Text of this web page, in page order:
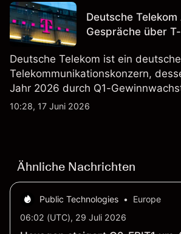
Vergangenheit ist kein
zukünftige Ergebnisse.Deutsche Telekom
Gespräche über
Deutsche Telekom ist ein
Telekommunikationskonzern,
Jahr 2026 durch Q1-
Aktienrückkäufe und Berichte über
10:28, 17 Juni 2026
Ähnliche Nachrichten
Public Technologies •
Europe
06:02 (UTC), 29 Juli 2026